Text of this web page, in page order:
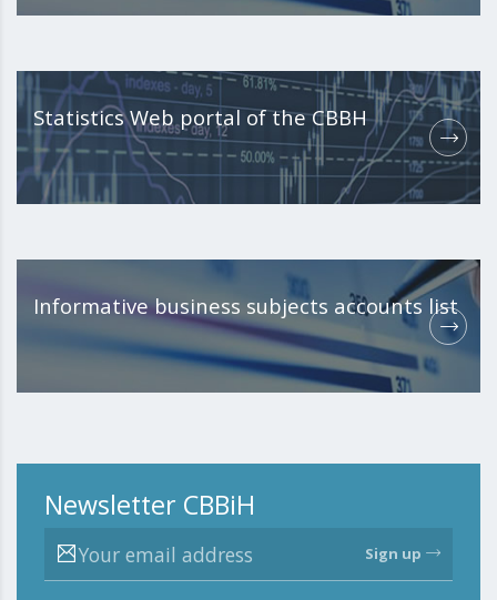
Statistics Web portal of the CBBH
Informative business subjects accounts list
Newsletter CBBiH
Sign up